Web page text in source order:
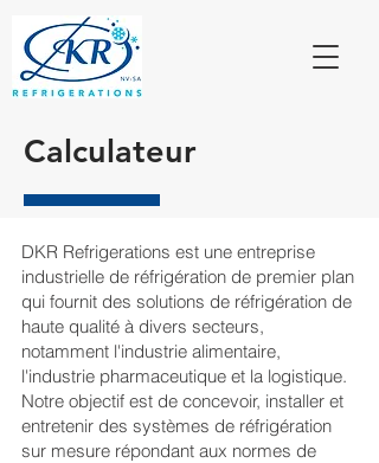
Calculateur
DKR Refrigerations est une entreprise
industrielle de réfrigération de premier plan
qui fournit des solutions de réfrigération de
haute qualité à divers secteurs,
notamment l'industrie alimentaire,
l'industrie pharmaceutique et la logistique.
Notre objectif est de concevoir, installer et
entretenir des systèmes de réfrigération
sur mesure répondant aux normes de